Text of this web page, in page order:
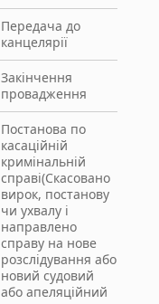
Передача до
канцелярії
Закінчення
провадження
Постанова по
касаційній
кримінальній
справі(Скасовано
вирок, постанову
чи ухвалу і
направлено
справу на нове
розслідування або
новий судовий
або апеляційний